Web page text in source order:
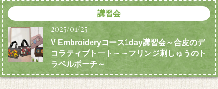
講習会
2025/01/25
V Embroideryコース1day講習会～合皮のデ
コラティブトート～～フリンジ刺しゅうのト
ラベルポーチ～